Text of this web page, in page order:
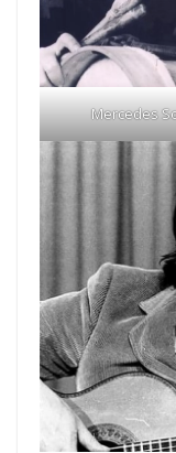
Mercedes